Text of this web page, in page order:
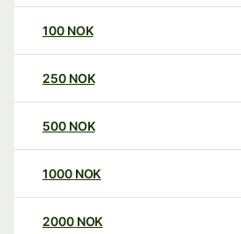
100 NOK
250 NOK
500 NOK
1000 NOK
2000 NOK